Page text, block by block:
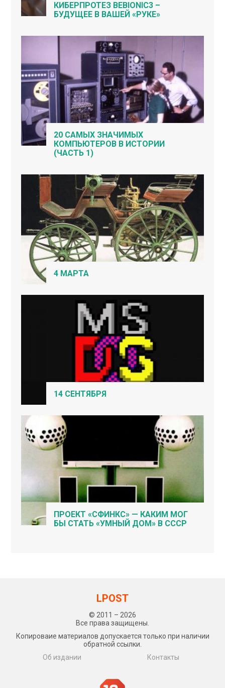
КИБЕРПРОТЕЗ BEBIONIC3 –
БУДУЩЕЕ В ВАШЕЙ «РУКЕ»
20 САМЫХ ЗНАЧИМЫХ
КОМПЬЮТЕРОВ В ИСТОРИИ
(ЧАСТЬ 1)
4 МАРТА
14 СЕНТЯБРЯ
ПРОЕКТ «СФИНКС» — КАКИМ МОГ
БЫ СТАТЬ «УМНЫЙ ДОМ» В СССР
LPOST
© 2011 – 2026
Все права защищены.
Копироваие материалов допускается только при наличии
обратной ссылки.
Об издании
Контакты